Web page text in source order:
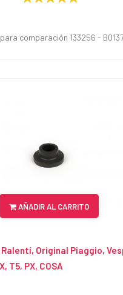
comparación 133256 -
AÑADIR AL CARRITO
Original Piaggio,
T5, PX, COSA